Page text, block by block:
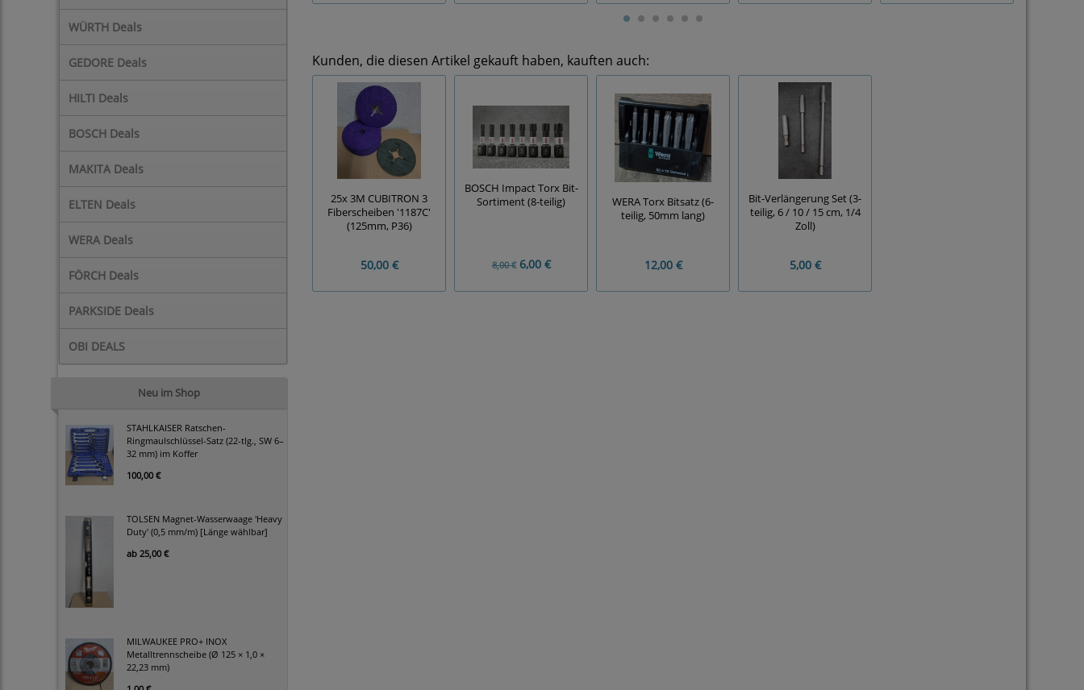
WÜRTH Deals
GEDORE Deals
HILTI Deals
BOSCH Deals
MAKITA Deals
ELTEN Deals
WERA Deals
FÖRCH Deals
PARKSIDE Deals
OBI DEALS
Neu im Shop
STAHLKAISER Ratschen-
Ringmaulschlüssel-Satz (22-tlg., SW 6–
32 mm) im Koffer
100,00 €
TOLSEN Magnet-Wasserwaage 'Heavy
Duty' (0,5 mm/m) [Länge wählbar]
ab 25,00 €
MILWAUKEE PRO+ INOX
Metalltrennscheibe (Ø 125 × 1,0 ×
22,23 mm)
Kunden, die diesen Artikel gekauft haben, kauften auch:
25x 3M CUBITRON 3
Fiberscheiben '1187C'
(125mm, P36)
50,00 €
BOSCH Impact Torx Bit-
Sortiment (8-teilig)
8,00 €6,00 €
WERA Torx Bitsatz (6-
teilig, 50mm lang)
12,00 €
Bit-Verlängerung Set (3-
teilig, 6 / 10 / 15 cm, 1/4
Zoll)
5,00 €